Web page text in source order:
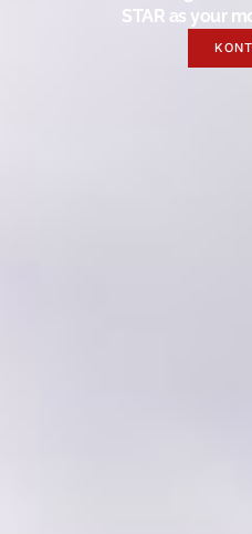
STAR as your